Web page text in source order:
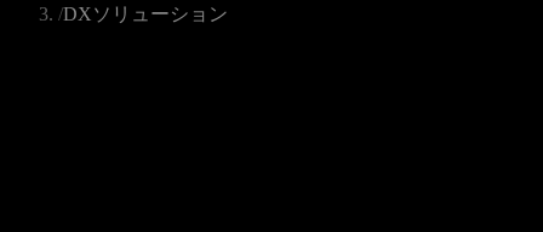
/DXソリューション